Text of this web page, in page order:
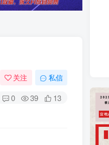
关注 私信
0 39 13